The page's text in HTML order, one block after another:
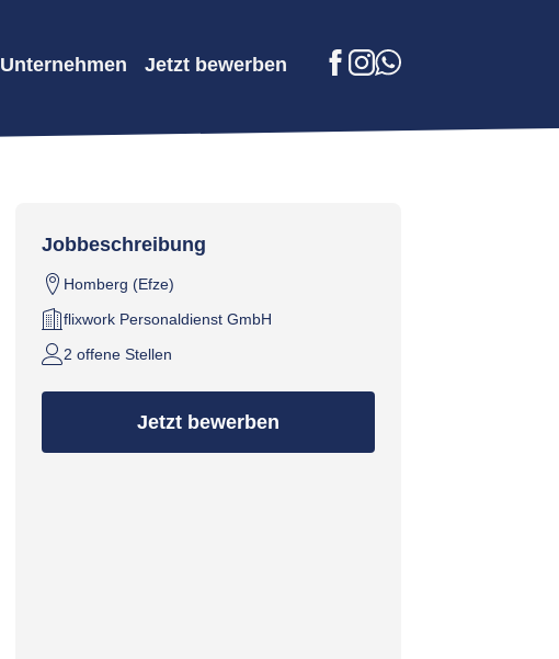
Unternehmen
Jetzt bewerben
Jobbeschreibung
Homberg (Efze)
flixwork Personaldienst GmbH
2 offene Stellen
Jetzt bewerben